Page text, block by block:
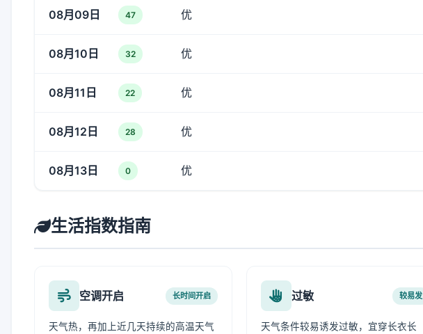
08月09日 47 优
08月10日 32 优
08月11日 22 优
08月12日 28 优
08月13日 0 优
生活指数指南
空调开启 长时间开启
天气热，再加上近几天持续的高温天气
过敏 较易发
天气条件较易诱发过敏，宜穿长衣长